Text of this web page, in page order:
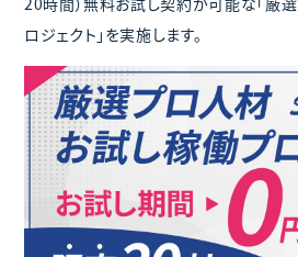
ロジェクト」を実施します。